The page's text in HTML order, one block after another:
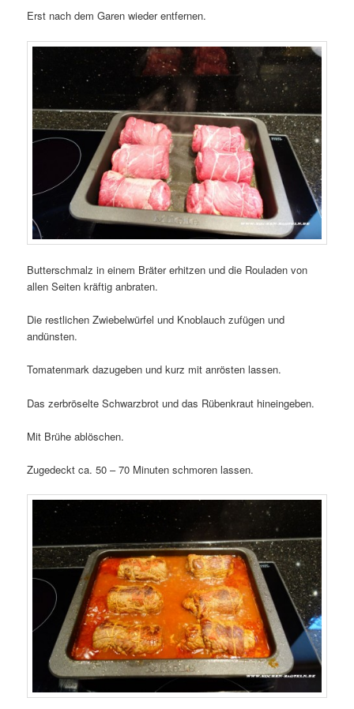
Erst nach dem Garen wieder entfernen.
Butterschmalz in einem Bräter erhitzen und die Rouladen von
allen Seiten kräftig anbraten.
Die restlichen Zwiebelwürfel und Knoblauch zufügen und
andünsten.
Tomatenmark dazugeben und kurz mit anrösten lassen.
Das zerbröselte Schwarzbrot und das Rübenkraut hineingeben.
Mit Brühe ablöschen.
Zugedeckt ca. 50 – 70 Minuten schmoren lassen.